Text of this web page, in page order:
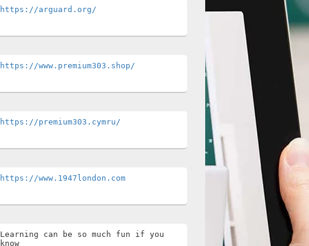
https://arguard.org/
https://www.premium303.shop/
https://premium303.cymru/
https://www.1947london.com
Learning can be so much fun if you